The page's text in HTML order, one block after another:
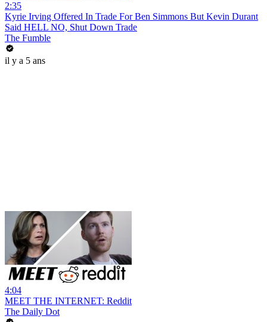
2:35
Kyrie Irving Offered In Trade For Ben Simmons But Kevin Durant
Said HELL NO, Shut Down Trade
The Fumble
il y a 5 ans
4:04
MEET THE INTERNET: Reddit
The Daily Dot